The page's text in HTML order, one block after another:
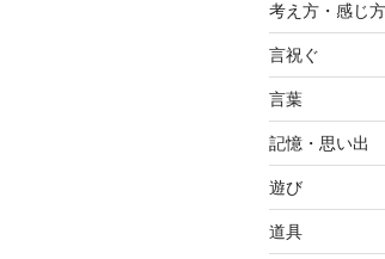
考え方・感じ方
言祝ぐ
言葉
記憶・思い出
遊び
道具